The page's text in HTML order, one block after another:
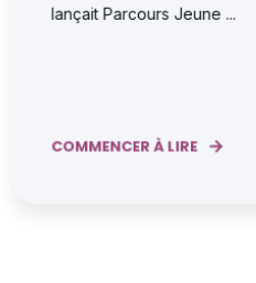
lançait Parcours Jeune ...
COMMENCER À LIRE